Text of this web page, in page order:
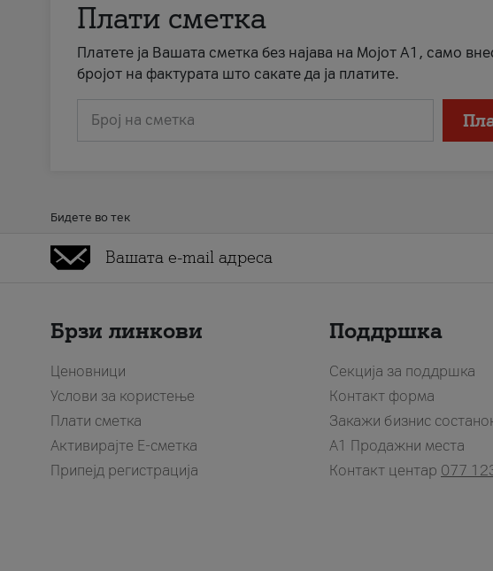
Плати сметка
Платете ја Вашата сметка без најава на Мојот А1, само
бројот на фактурата што сакате да ја платите.
Број на сметка
Бидете во тек
Брзи линкови
Ценовници
Услови за користење
Плати сметка
Активирајте Е-сметка
Припејд регистрација
Поддршка
Секција за поддршка
Контакт форма
Закажи бизнис
A1 Продажни места
Контакт центар 077